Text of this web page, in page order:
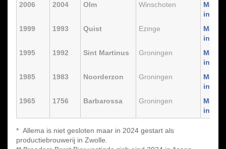
2006
2004 Olm Winschoten
Meer
info
1999
1993 Quist Ezinge
Meer
info
1995
1992 Sint Martinus Groningen
Meer
info
1985
1983 Noorderzon Groningen
Meer
info
1965
1756 Barbarossa Groningen
Meer
info
* Allema is niet gesloten maar in 2024 gestart als
productiebrouwerij in Zwolle.